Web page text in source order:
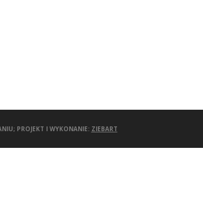
PROJEKT I WYKONANIE: ZIEBART